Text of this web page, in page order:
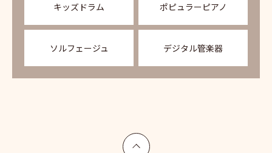
キッズドラム ポピュラーピアノ
ソルフェージュ デジタル管楽器
上へ戻る